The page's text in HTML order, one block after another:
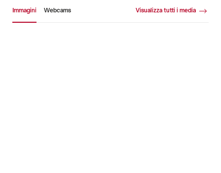
Immagini Webcams Visualizza tutti i media